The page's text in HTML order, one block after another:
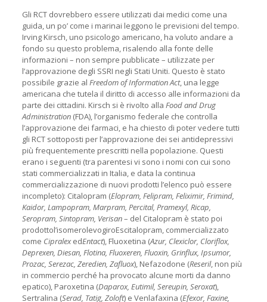
Gli RCT dovrebbero essere utilizzati dai medici come una
guida, un po’ come i marinai leggono le previsioni del tempo.
Irving Kirsch, uno psicologo americano, ha voluto andare a
fondo su questo problema, risalendo alla fonte delle
informazioni – non sempre pubblicate – utilizzate per
l’approvazione degli SSRI negli Stati Uniti. Questo è stato
possibile grazie al Freedom of Information Act, una legge
americana che tutela il diritto di accesso alle informazioni da
parte dei cittadini. Kirsch si è rivolto alla Food and Drug
Administration(FDA), l’organismo federale che controlla
l’approvazione dei farmaci, e ha chiesto di poter vedere tutti
gli RCT sottoposti per l’approvazione dei sei antidepressivi
più frequentemente prescritti nella popolazione. Questi
erano i seguenti (tra parentesi vi sono i nomi con cui sono
stati commercializzati in Italia, e data la continua
commercializzazione di nuovi prodotti l’elenco può essere
incompleto): Citalopram (Elopram, Felipram, Feliximir, Frimind,
Kaidor, Lampopram, Marpram, Percital, Pramexyl, Ricap,
Seropram, Sintopram, Verisan– del Citalopram è stato poi
prodottol’isomerolevogiroEscitalopram, commercializzato
come CipralexedEntact), Fluoxetina (Azur, Clexiclor, Cloriflox,
Deprexen, Diesan, Flotina, Fluoxeren, Fluoxin, Grinflux, Ipsumor,
Prozac, Serezac, Zeredien, Zafluox), Nefazodone (Reseril, non più
in commercio perché ha provocato alcune morti da danno
epatico), Paroxetina (Daparox, Eutimil, Sereupin, Seroxat),
Sertralina (Serad, Tatig, Zoloft) e Venlafaxina (Efexor, Faxine,